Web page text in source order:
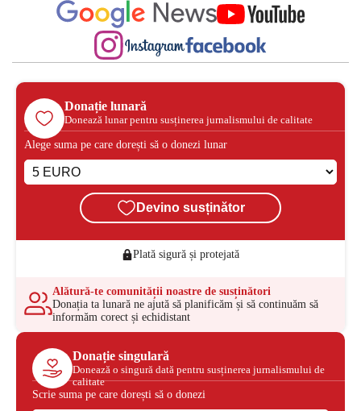
Donație lunară
Donează lunar pentru susținerea jurnalismului de calitate
Alege suma pe care dorești să o donezi lunar
Devino susținător
Plată sigură și protejată
Alătură-te comunității noastre de susținători
Donația ta lunară ne ajută să planificăm și să continuăm să
informăm corect și echidistant
Donație singulară
Donează o singură dată pentru susținerea jurnalismului de
calitate
Scrie suma pe care dorești să o donezi